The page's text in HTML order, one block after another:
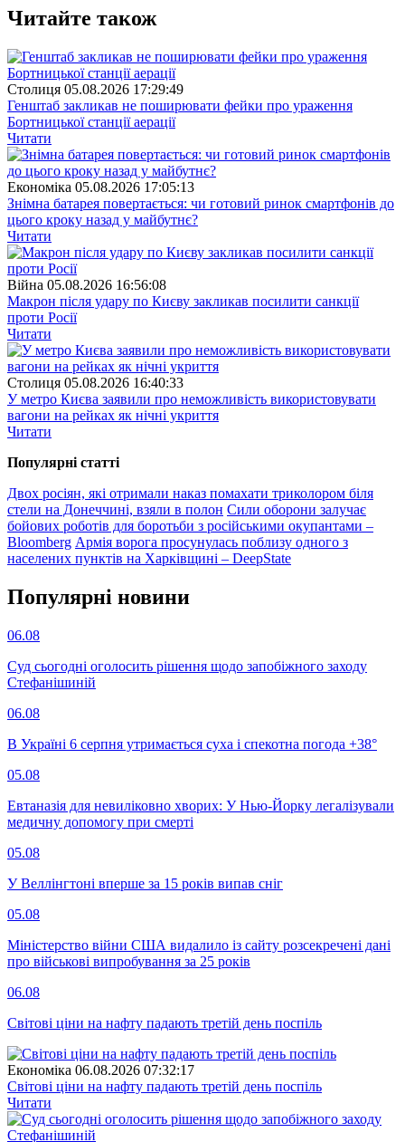
Читайте також
Столиця 05.08.2026 17:29:49
Генштаб закликав не поширювати фейки про ураження
Бортницької станції аерації
Читати
Економіка 05.08.2026 17:05:13
Знімна батарея повертається: чи готовий ринок смартфонів до
цього кроку назад у майбутнє?
Читати
Війна 05.08.2026 16:56:08
Макрон після удару по Києву закликав посилити санкції
проти Росії
Читати
Столиця 05.08.2026 16:40:33
У метро Києва заявили про неможливість використовувати
вагони на рейках як нічні укриття
Читати
Популярнi статтi
Двох росіян, які отримали наказ помахати триколором біля
стели на Донеччині, взяли в полон Сили оборони залучає
бойових роботів для боротьби з російськими окупантами –
Bloomberg Армія ворога просунулась поблизу одного з
населених пунктів на Харківщині – DeepState
Популярнi новини
06.08
Суд сьогодні оголосить рішення щодо запобіжного заходу
Стефанішиній
06.08
В Україні 6 серпня утримається суха і спекотна погода +38°
05.08
Евтаназія для невиліковно хворих: У Нью-Йорку легалізували
медичну допомогу при смерті
05.08
У Веллінгтоні вперше за 15 років випав сніг
05.08
Міністерство війни США видалило із сайту розсекречені дані
про військові випробування за 25 років
06.08
Світові ціни на нафту падають третій день поспіль
Економіка 06.08.2026 07:32:17
Світові ціни на нафту падають третій день поспіль
Читати